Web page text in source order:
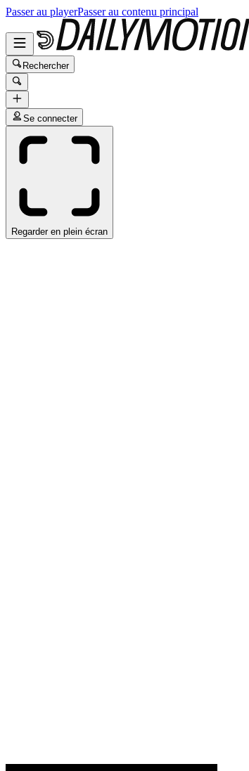
Passer au playerPasser au contenu principal
Rechercher
Se connecter
Regarder en plein écran